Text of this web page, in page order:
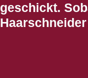
geschickt.
Haarschneider